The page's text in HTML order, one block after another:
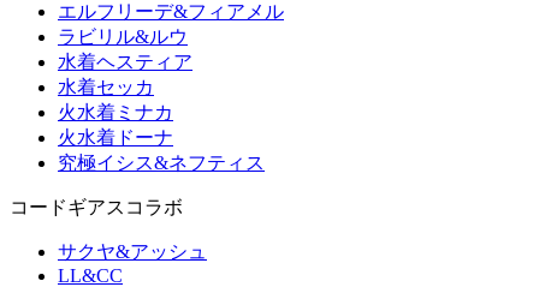
エルフリーデ&フィアメル
ラビリル&ルウ
水着ヘスティア
水着セッカ
火水着ミナカ
火水着ドーナ
究極イシス&ネフティス
コードギアスコラボ
サクヤ&アッシュ
LL&CC